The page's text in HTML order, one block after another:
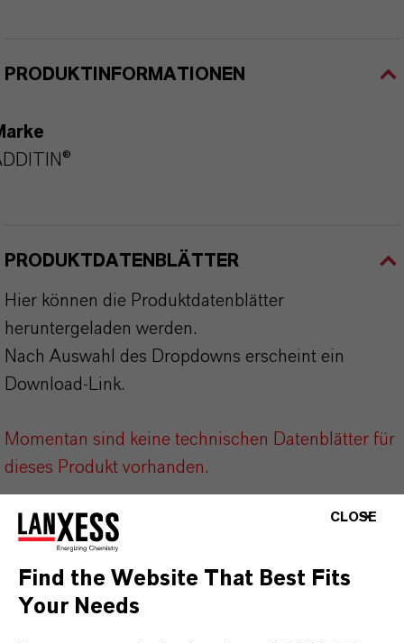
PRODUKTINFORMATIONEN
PRODUKTDATENBLÄTTER
Hier können die Produktdatenblätter
heruntergeladen werden.
Nach Auswahl des Dropdowns erscheint ein
Download-Link.
Momentan sind keine technischen Datenblätter für
dieses Produkt vorhanden.
DARUMLANXESS!
CLOSE
Find the Website That Best Fits
Your Needs